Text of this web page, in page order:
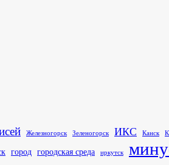
Железногорск Зеленогорск ИКС Канск
город городская среда иркутск